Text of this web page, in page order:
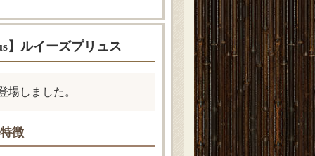
】ルイーズプリュス
場しました。
徴